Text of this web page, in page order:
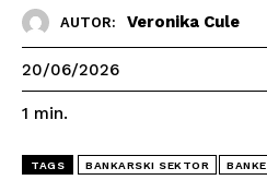
AUTOR: Veronika Cule
20/06/2026
1 min.
TAGS BANKARSKI SEKTOR BANKE